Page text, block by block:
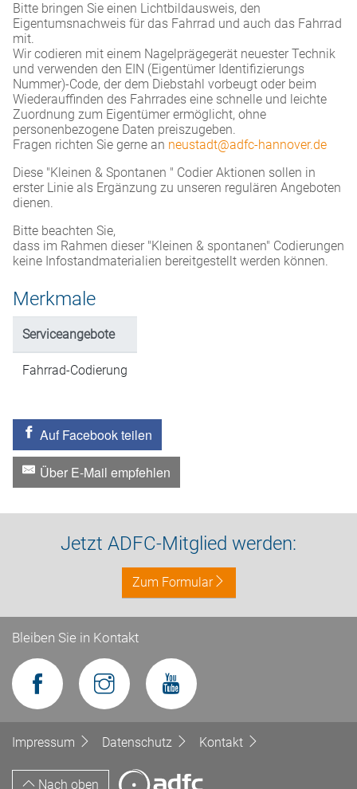
Bitte bringen Sie einen Lichtbildausweis, den
Eigentumsnachweis für das Fahrrad und auch das Fahrrad
mit.
Wir codieren mit einem Nagelprägegerät neuester Technik
und verwenden den EIN (Eigentümer Identifizierungs
Nummer)-Code, der dem Diebstahl vorbeugt oder beim
Wiederauffinden des Fahrrades eine schnelle und leichte
Zuordnung zum Eigentümer ermöglicht, ohne
personenbezogene Daten preiszugeben.
Fragen richten Sie gerne an neustadt@adfc-hannover.de
Diese "Kleinen & Spontanen " Codier Aktionen sollen in
erster Linie als Ergänzung zu unseren regulären Angeboten
dienen.
Bitte beachten Sie,
dass im Rahmen dieser "Kleinen & spontanen" Codierungen
keine Infostandmaterialien bereitgestellt werden können.
Merkmale
Serviceangebote
Fahrrad-Codierung
Auf Facebook teilen
Über E-Mail empfehlen
Jetzt ADFC-Mitglied werden:
Zum Formular
Bleiben Sie in Kontakt
Impressum Datenschutz Kontakt
Nach oben